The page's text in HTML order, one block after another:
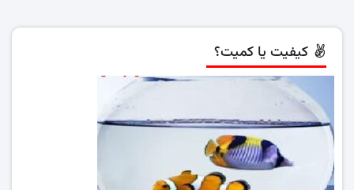
کیفیت یا کمیت؟